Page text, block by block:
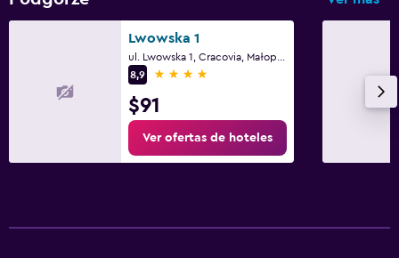
Lwowska 1
8,9
4 estrellas
$91
Ver ofertas de hoteles